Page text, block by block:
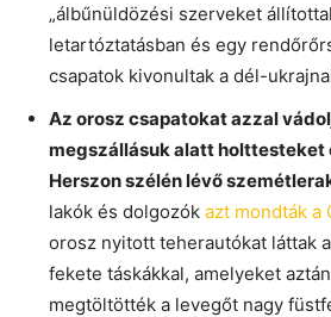
„álbűnüldözési szerveket
letartóztatásban és egy
csapatok kivonultak a dél-
Az orosz csapatokat azzal
megszállásuk alatt holttesteket
Herszon szélén lévő
lakók és dolgozók azt mondták a
orosz nyitott teherautókat láttak
fekete táskákkal, amelyeket
megtöltötték a levegőt nagy